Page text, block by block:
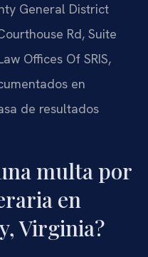
General District
Rd, Suite
Offices Of SRIS,
en
de resultados
multa por
en
Virginia?